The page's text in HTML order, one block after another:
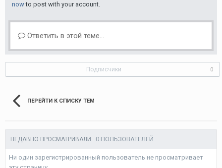
nowto post with your account.
Ответить в этой теме...
Подписчики 0
ПЕРЕЙТИ К СПИСКУ ТЕМ
НЕДАВНО ПРОСМАТРИВАЛИ 0 ПОЛЬЗОВАТЕЛЕЙ
Ни один зарегистрированный пользователь не просматривает